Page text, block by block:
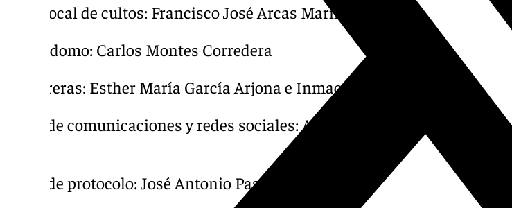
Vice-vocal de cultos: Francisco José Arcas Marín
Mayordomo: Carlos Montes Corredera
Camareras: Esther María García Arjona e Inmaculada Ruiz Guzmán
Vocal de comunicaciones y redes sociales: Antonio Jesús Sarmiento
Vocal de protocolo: José Antonio Pascual Moreno